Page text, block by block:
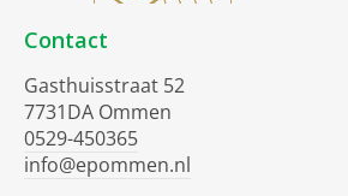
Contact
Gasthuisstraat 52
7731DA Ommen
0529-450365
info@epommen.nl